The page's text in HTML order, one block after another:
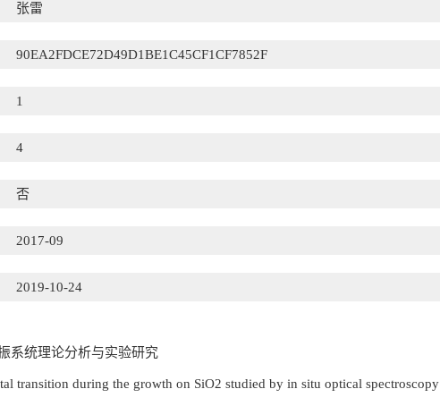
张雷
90EA2FDCE72D49D1BE1C45CF1CF7852F
1
4
否
2017-09
2019-10-24
系统理论分析与实验研究
transition during the growth on SiO2 studied by in situ optical spectroscopy